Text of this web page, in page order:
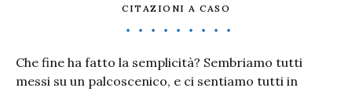
CITAZIONI A CASO
Che fine ha fatto la semplicità? Sembriamo tutti
messi su un palcoscenico, e ci sentiamo tutti in